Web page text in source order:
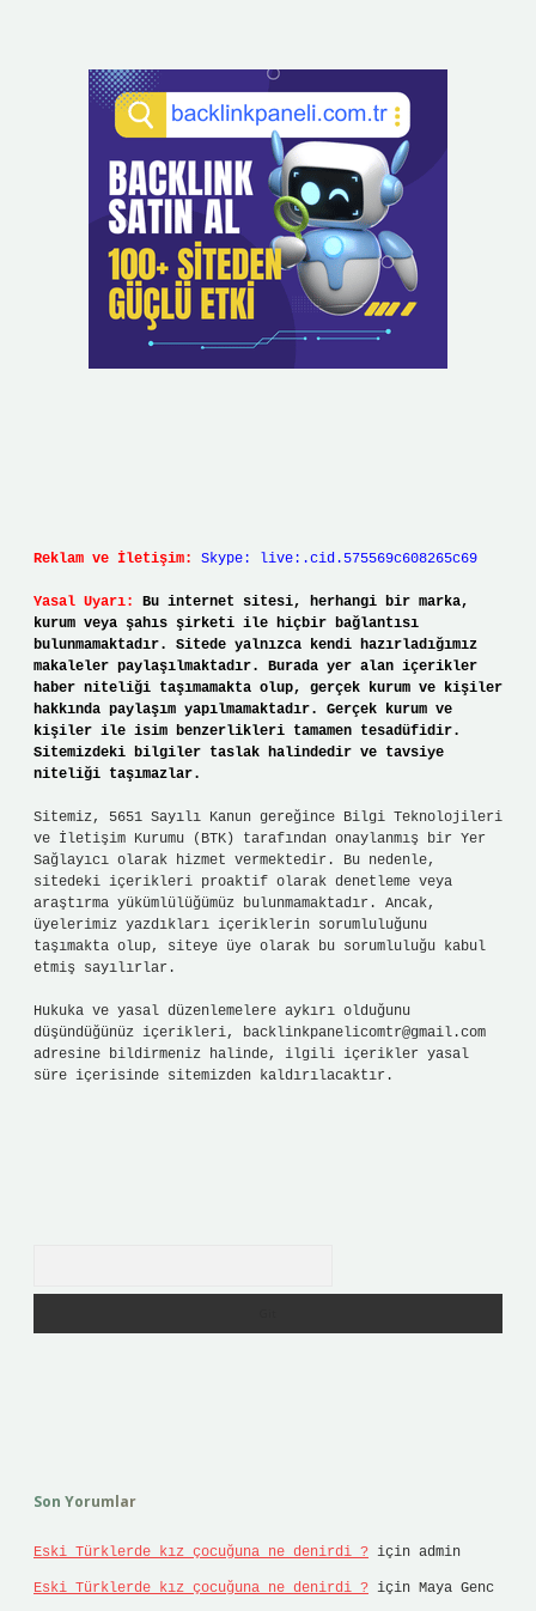
Reklam ve İletişim: Skype: live:.cid.575569c608265c69
Yasal Uyarı:
Bu internet sitesi, herhangi bir marka,
kurum veya şahıs şirketi ile hiçbir bağlantısı
bulunmamaktadır. Sitede yalnızca kendi hazırladığımız
makaleler paylaşılmaktadır. Burada yer alan içerikler
haber niteliği taşımamakta olup, gerçek kurum ve kişiler
hakkında paylaşım yapılmamaktadır. Gerçek kurum ve
kişiler ile isim benzerlikleri tamamen tesadüfidir.
Sitemizdeki bilgiler taslak halindedir ve tavsiye
niteliği taşımazlar.
Sitemiz, 5651 Sayılı Kanun gereğince Bilgi Teknolojileri
ve İletişim Kurumu (BTK) tarafından onaylanmış bir Yer
Sağlayıcı olarak hizmet vermektedir. Bu nedenle,
sitedeki içerikleri proaktif olarak denetleme veya
araştırma yükümlülüğümüz bulunmamaktadır. Ancak,
üyelerimiz yazdıkları içeriklerin sorumluluğunu
taşımakta olup, siteye üye olarak bu sorumluluğu kabul
etmiş sayılırlar.
Hukuka ve yasal düzenlemelere aykırı olduğunu
düşündüğünüz içerikleri, backlinkpanelicomtr@gmail.com
adresine bildirmeniz halinde, ilgili içerikler yasal
süre içerisinde sitemizden kaldırılacaktır.
Son Yorumlar
Eski Türklerde kız çocuğuna ne denirdi ? için admin
Eski Türklerde kız çocuğuna ne denirdi ? için Maya Genc